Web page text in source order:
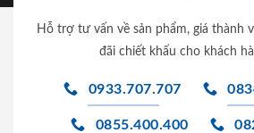
Hỗ trợ tư vấn về sản phẩm, giá thành
đãi chiết khấu cho khách
0933.707.707
0855.400.400